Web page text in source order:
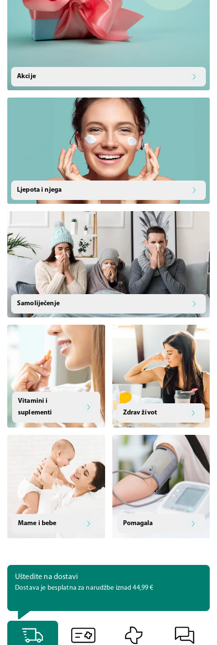
Akcije
Ljepota i njega
Samoliječenje
Vitamini i
suplementi
Zdrav život
Mame i bebe Pomagala
Uštedite na dostavi
Dostava je besplatna za narudžbe iznad 44,99 €